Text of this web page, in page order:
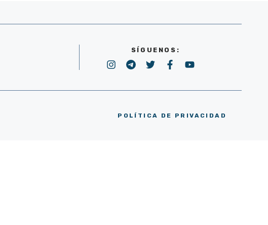
SÍGUENOS:
POLÍTICA DE PRIVACIDAD